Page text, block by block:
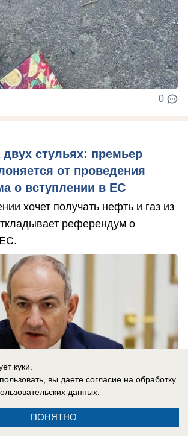
0
стульях: премьер
от проведения
о вступлении в ЕС
хочет получать нефть и газ из
референдум о
куки.
вы даете согласие на обработку
данных.
ПОНЯТНО